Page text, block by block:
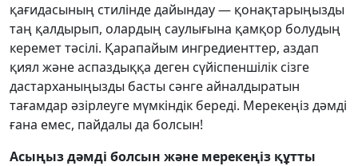
қағидасының стилінде дайындау — қонақтарыңызды
таң қалдырып, олардың саулығына қамқор болудың
керемет тәсілі. Қарапайым ингредиенттер, аздап
қиял және аспаздыққа деген сүйіспеншілік сізге
дастарханыңызды басты сәнге айналдыратын
тағамдар әзірлеуге мүмкіндік береді. Мерекеңіз дәмді
ғана емес, пайдалы да болсын!
Асыңыз дәмді болсын және мерекеңіз құтты